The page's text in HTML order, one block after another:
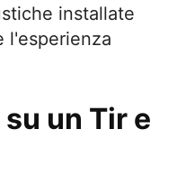
installate
l'esperienza
un Tir e